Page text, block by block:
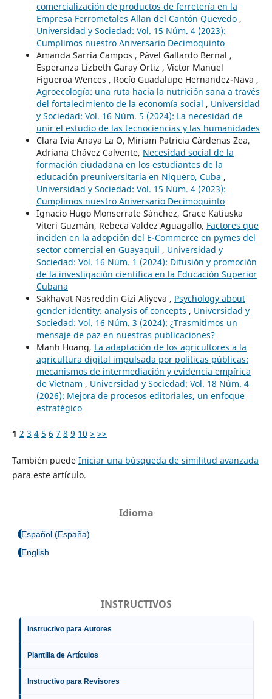
comercialización de productos de ferretería en la
Empresa Ferrometales Allan del Cantón Quevedo ,
Universidad y Sociedad: Vol. 15 Núm. 4 (2023):
Cumplimos nuestro Aniversario Decimoquinto
Amanda Sarría Campos , Pável Gallardo Bernal ,
Esperanza Lizbeth Garay Ortiz , Víctor Manuel
Figueroa Wences , Rocío Guadalupe Hernandez-Nava ,
Agroecología: una ruta hacia la nutrición sana a través
del fortalecimiento de la economía social , Universidad
y Sociedad: Vol. 16 Núm. 5 (2024): La necesidad de
unir el estudio de las tecnociencias y las humanidades
Clara Ivia Anaya La O, Miriam Patricia Cárdenas Zea,
Adriana Chávez Calvente, Necesidad social de la
formación ciudadana en los estudiantes de la
educación preuniversitaria en Niquero, Cuba ,
Universidad y Sociedad: Vol. 15 Núm. 4 (2023):
Cumplimos nuestro Aniversario Decimoquinto
Ignacio Hugo Monserrate Sánchez, Grace Katiuska
Viteri Guzmán, Rebeca Valdez Aguagallo, Factores que
inciden en la adopción del E-Commerce en pymes del
sector comercial en Guayaquil , Universidad y
Sociedad: Vol. 16 Núm. 1 (2024): Difusión y promoción
de la investigación científica en la Educación Superior
Cubana
Sakhavat Nasreddin Gizi Aliyeva , Psychology about
gender identity: analysis of concepts , Universidad y
Sociedad: Vol. 16 Núm. 3 (2024): ¿Trasmitimos un
mensaje de paz en nuestras publicaciones?
Manh Hoang, La adaptación de los agricultores a la
agricultura digital impulsada por políticas públicas:
mecanismos de intermediación y evidencia empírica
de Vietnam , Universidad y Sociedad: Vol. 18 Núm. 4
(2026): Mejora de procesos editoriales, un enfoque
estratégico
1 2 3 4 5 6 7 8 9 10 > >>
También puede Iniciar una búsqueda de similitud avanzada
para este artículo.
Idioma
Español (España)
English
INSTRUCTIVOS
Instructivo para Autores
Plantilla de Artículos
Instructivo para Revisores